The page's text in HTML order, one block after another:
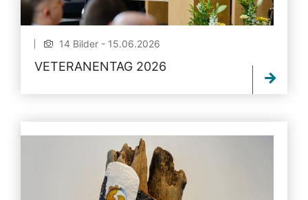
14 Bilder - 15.06.2026
VETERANENTAG 2026